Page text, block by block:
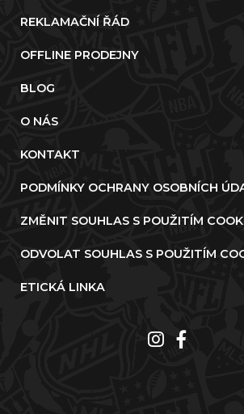
REKLAMAČNÍ ŘÁD
OFFLINE PRODEJNY
BLOG
O NÁS
KONTAKT
PODMÍNKY OCHRANY OSOBNÍCH
ZMĚNIT SOUHLAS S POUŽITÍM
ODVOLAT SOUHLAS S POUŽITÍM
ETICKÁ LINKA